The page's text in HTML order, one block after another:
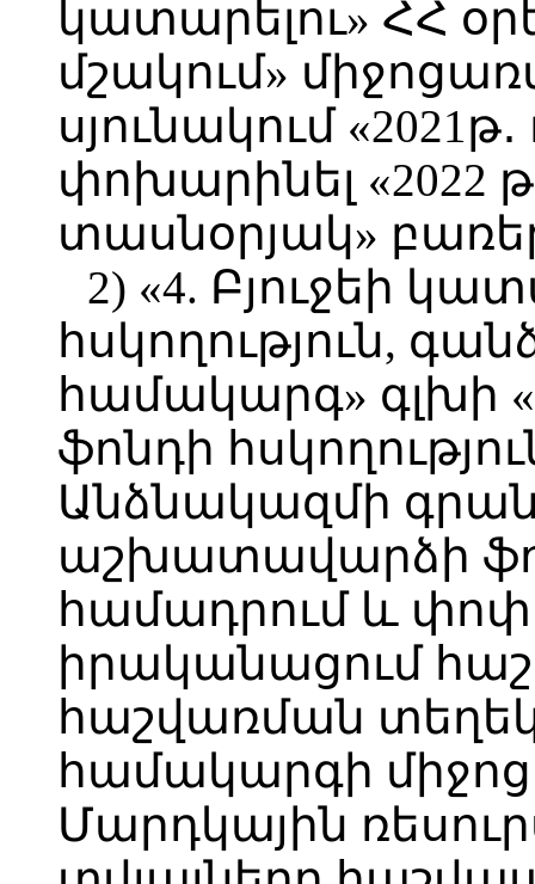
կատարելու» ՀՀ
մշակում»
սյունակում
փոխարինել «2022
տասնօրյակ»
2) «4. Բյուջեի
հսկողություն,
համակարգ» գլխի
ֆոնդի
Անձնակազմի
աշխատավարձի
համադրում և
իրականացում
հաշվառման
համակարգի
Մարդկային